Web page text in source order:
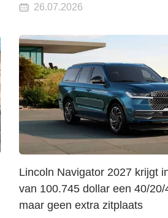
26.07.2026
Lincoln Navigator 2027 krijgt
van 100.745 dollar een 40/20/
maar geen extra zitplaats